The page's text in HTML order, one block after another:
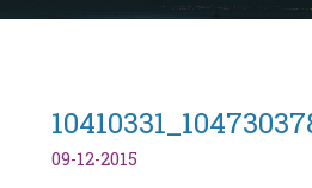
09-12-2015